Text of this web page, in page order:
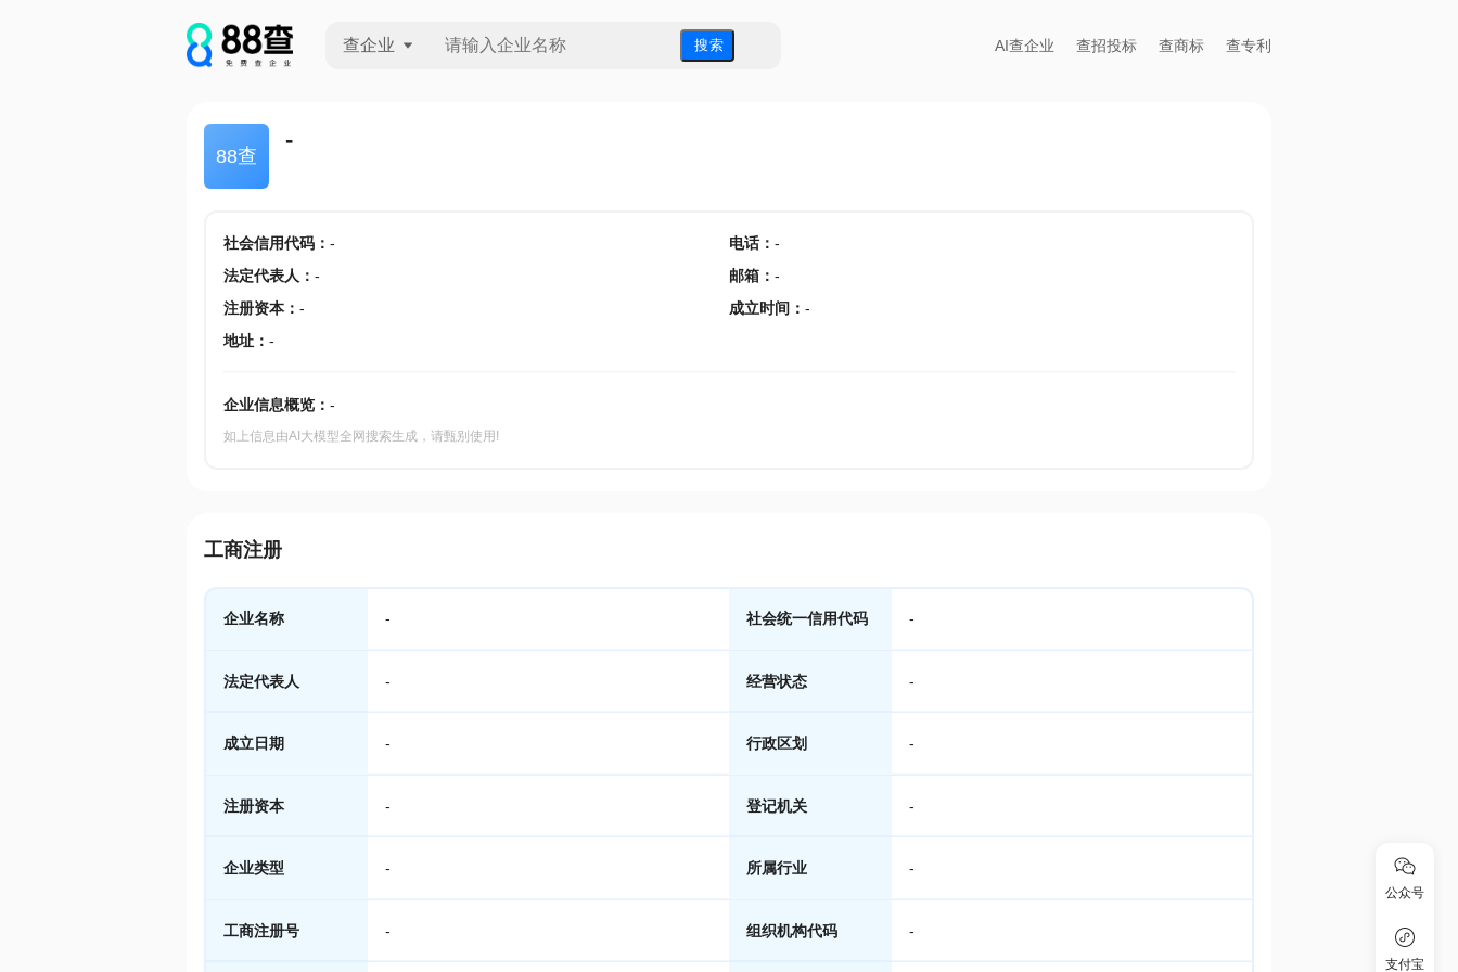
查企业 搜 索 AI查企业 查招投标 查商标 查专利
88查
-
社会信用代码： - 电话： -
法定代表人 ： - 邮箱 ： -
注册资本： - 成立时间 ： -
地址： -
企业信息概览： -
如上信息由AI大模型全网搜索生成，请甄别使用!
工商注册
企业名称 - 社会统一信用代码 -
法定代表人 - 经营状态 -
成立日期 - 行政区划 -
注册资本 - 登记机关 -
企业类型 - 所属行业 -
工商注册号 - 组织机构代码 -
公众号
支付宝